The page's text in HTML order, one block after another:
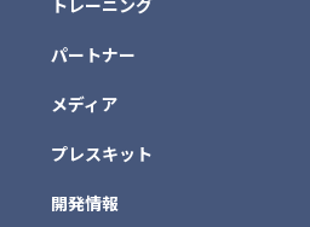
パートナー
メディア
プレスキット
開発情報